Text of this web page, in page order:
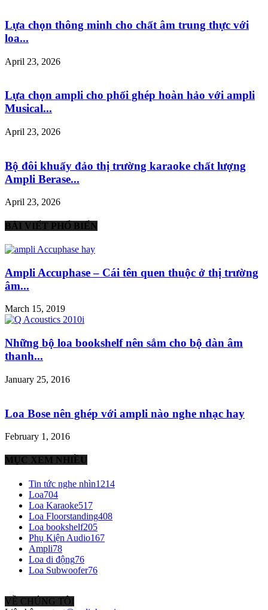
Lựa chọn thông minh cho chất âm trung thực với
loa...
April 23, 2026
Lựa chọn ampli cho phối ghép hoàn hảo với ampli
Musical...
April 23, 2026
Bộ đôi khuấy đảo thị trường karaoke chất lượng
Ampli Berase...
April 23, 2026
BÀI VIẾT PHỔ BIẾN
Ampli Accuphase – Cái tên quen thuộc ở thị trường
âm...
March 15, 2019
Những bộ loa bookshelf nên sắm cho bộ dàn âm
thanh...
January 25, 2016
Loa Bose nên ghép với ampli nào nghe nhạc hay
February 1, 2016
MỤC XEM NHIỀU
Tin tức nghe nhìn1214
Loa704
Loa Karaoke517
Loa Floorstanding408
Loa bookshelf205
Phụ Kiện Audio167
Ampli78
Loa di động76
Loa Subwoofer76
VỀ CHÚNG TÔI